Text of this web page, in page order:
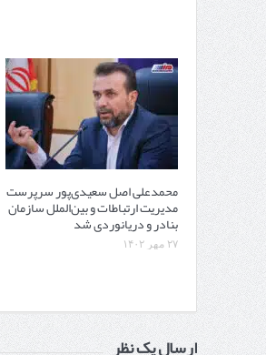
محمدعلی اصل سعیدی‌پور سرپرست
مدیریت ارتباطات و بین‌الملل سازمان
بنادر و دریانوردی شد
۲۷ مهر ۱۴۰۲
ارسال یک نظر